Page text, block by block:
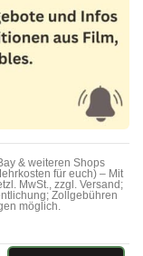
& weiteren Shops
für euch) – Mit
MwSt., zzgl. Versand;
Zollgebühren
möglich.